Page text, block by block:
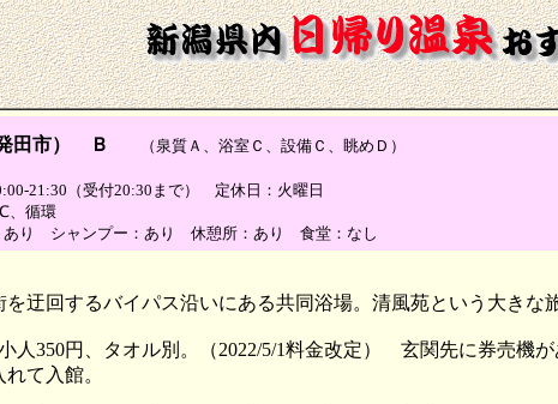
発田市） Ｂ （泉質Ａ、浴室Ｃ、設備Ｃ、眺めＤ）
21:30（受付20:30まで） 定休日：火曜日
、循環
り シャンプー：あり 休憩所：あり 食堂：なし
を迂回するバイパス沿いにある共同浴場。清風苑という大きな
人350円、タオル別。（2022/5/1料金改定） 玄関先に券売機
て入館。